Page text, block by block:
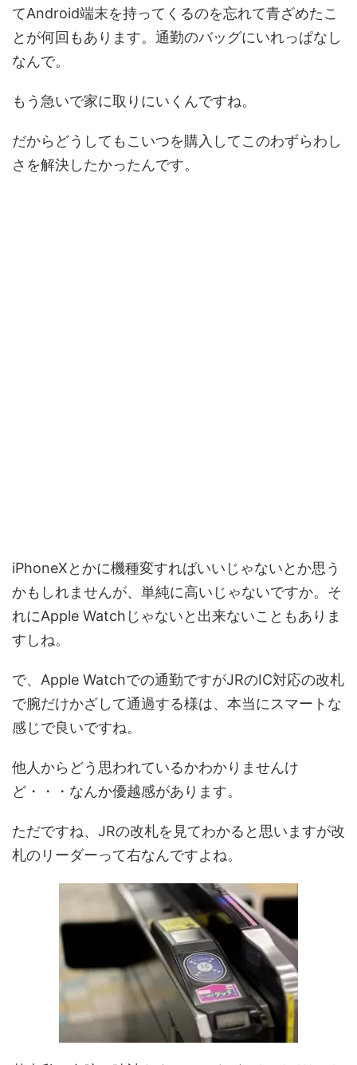
てAndroid端末を持ってくるのを忘れて青ざめたこ
とが何回もあります。通勤のバッグにいれっぱなし
なんで。
もう急いで家に取りにいくんですね。
だからどうしてもこいつを購入してこのわずらわし
さを解決したかったんです。
iPhoneXとかに機種変すればいいじゃないとか思う
かもしれませんが、単純に高いじゃないですか。そ
れにApple Watchじゃないと出来ないこともありま
すしね。
で、Apple Watchでの通勤ですがJRのIC対応の改札
で腕だけかざして通過する様は、本当にスマートな
感じで良いですね。
他人からどう思われているかわかりませんけ
ど・・・なんか優越感があります。
ただですね、JRの改札を見てわかると思いますが改
札のリーダーって右なんですよね。